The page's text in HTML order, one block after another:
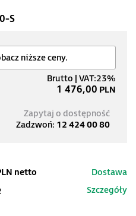
S
niższe ceny.
Zapytaj o dostępność
Zadzwoń: 12 424 00 80
1 476,00 PLN
netto
Dostawa
Szczegóły